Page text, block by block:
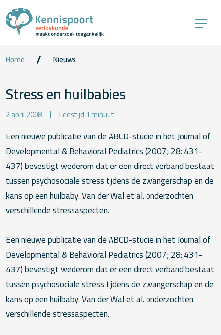
Home Nieuws
Stress en huilbabies
2 april 2008 Leestijd 1 minuut
Een nieuwe publicatie van de ABCD-studie in het Journal of
Developmental & Behavioral Pediatrics (2007; 28: 431-
437) bevestigt wederom dat er een direct verband bestaat
tussen psychosociale stress tijdens de zwangerschap en de
kans op een huilbaby. Van der Wal et al. onderzochten
verschillende stressaspecten.
Een nieuwe publicatie van de ABCD-studie in het Journal of
Developmental & Behavioral Pediatrics (2007; 28: 431-
437) bevestigt wederom dat er een direct verband bestaat
tussen psychosociale stress tijdens de zwangerschap en de
kans op een huilbaby. Van der Wal et al. onderzochten
verschillende stressaspecten.